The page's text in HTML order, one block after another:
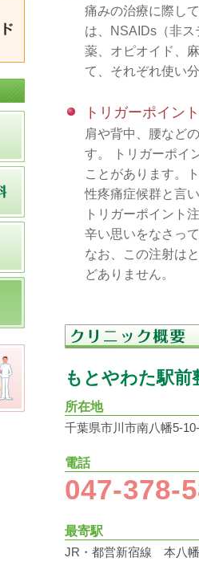
痛みの治療に際し
は、NSAIDs（非
薬、オピオイド、
て、それぞれ使い
トリガーポイン
肩や背中、腰など
す。 トリガーポイ
ことがあります。
性疼痛症候群と言
トリガーポイント
辛い思いをなさっ
なお、この注射は
どありません。
もとやわた駅前
所在地
千葉県市川市南八幡5-
電話
047-378-
最寄駅
JR・都営新宿線 本八